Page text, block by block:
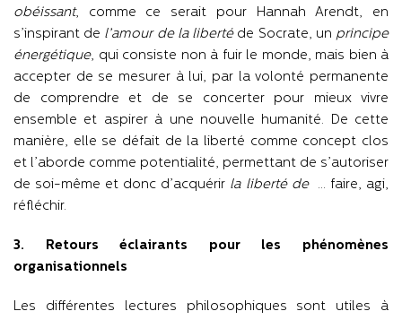
obéissant, comme ce serait pour Hannah Arendt, en
s’inspirant de l’amour de la libertéde Socrate, un principe
énergétique, qui consiste non à fuir le monde, mais bien à
accepter de se mesurer à lui, par la volonté permanente
de comprendre et de se concerter pour mieux vivre
ensemble et aspirer à une nouvelle humanité. De cette
manière, elle se défait de la liberté comme concept clos
et l’aborde comme potentialité, permettant de s’autoriser
de soi-même et donc d’acquérir la liberté de… faire, agi,
réfléchir.
3. Retours éclairants pour les phénomènes
organisationnels
Les différentes lectures philosophiques sont utiles à